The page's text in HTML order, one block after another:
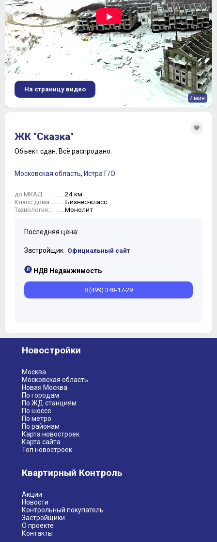
7 мин.
На страницу видео
ЖК "Сказка"
Объект сдан. Всё распродано.
Московская область, Истра Г/О
до МКАД: 24 км.
Класс дома: Бизнес-класс
Технология: Монолит
Последняя цена:
Застройщик Официальный сайт
НДВ Недвижимость
8 (499) 348-17-29
Новостройки
Москва
Московская область
Новая Москва
По городам
По ЖД станциям
По шоссе
По метро
По районам
Карта новостроек
Карта сайта
Топ новостроек
Квартирный Контроль
Акции
Новости
Контрольный покупатель
Застройщики
О проекте
Контакты